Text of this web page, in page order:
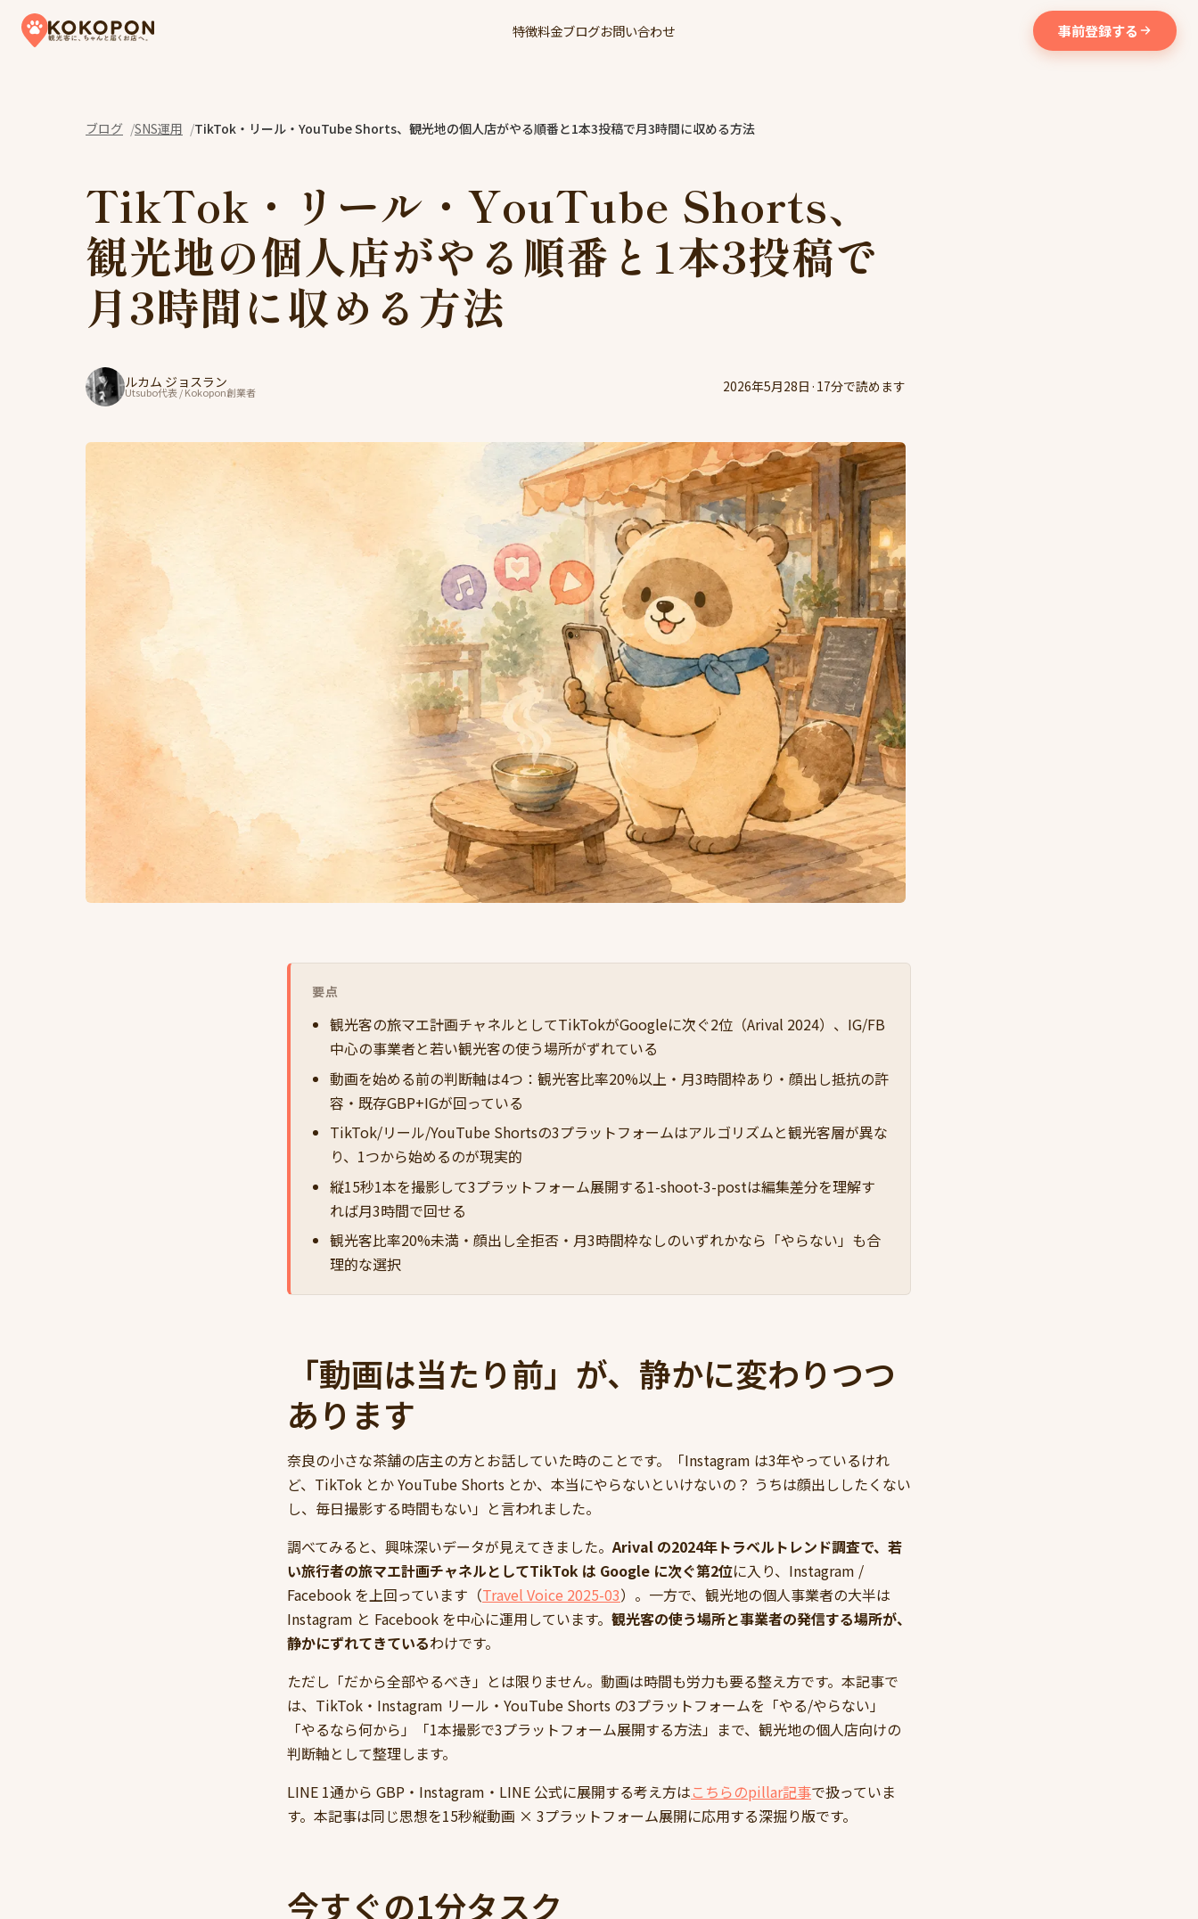
Skip to content
特徴料金ブログお問い合わせ 事前登録する
ブログ SNS運用 TikTok・リール・YouTube Shorts、観光地の個人店がやる順番と1本3投稿で月3時間に収める方法
TikTok・リール・YouTube Shorts、
観光地の個人店がやる順番と1本3投稿で
月3時間に収める方法
ルカム ジョスラン
Utsubo代表 / Kokopon創業者 2026年5月28日 · 17分で読めます
要点
観光客の旅マエ計画チャネルとしてTikTokがGoogleに次ぐ2位（Arival 2024）、IG/FB
中心の事業者と若い観光客の使う場所がずれている
動画を始める前の判断軸は4つ：観光客比率20%以上・月3時間枠あり・顔出し抵抗の許
容・既存GBP+IGが回っている
TikTok/リール/YouTube Shortsの3プラットフォームはアルゴリズムと観光客層が異な
り、1つから始めるのが現実的
縦15秒1本を撮影して3プラットフォーム展開する1-shoot-3-postは編集差分を理解す
れば月3時間で回せる
観光客比率20%未満・顔出し全拒否・月3時間枠なしのいずれかなら「やらない」も合
理的な選択
「動画は当たり前」が、静かに変わりつつ
あります
奈良の小さな茶舗の店主の方とお話していた時のことです。「Instagram は3年やっているけれ
ど、TikTok とか YouTube Shorts とか、本当にやらないといけないの？ うちは顔出ししたくない
し、毎日撮影する時間もない」と言われました。
調べてみると、興味深いデータが見えてきました。Arival の2024年トラベルトレンド調査で、若
い旅行者の旅マエ計画チャネルとしてTikTok は Google に次ぐ第2位に入り、Instagram /
Facebook を上回っています（Travel Voice 2025-03）。一方で、観光地の個人事業者の大半は
Instagram と Facebook を中心に運用しています。 観光客の使う場所と事業者の発信する場所が、
静かにずれてきているわけです。
ただし「だから全部やるべき」とは限りません。動画は時間も労力も要る整え方です。本記事で
は、TikTok・Instagram リール・YouTube Shorts の3プラットフォームを「やる/やらない」
「やるなら何から」「1本撮影で3プラットフォーム展開する方法」まで、観光地の個人店向けの
判断軸として整理します。
LINE 1通から GBP・Instagram・LINE 公式に展開する考え方はこちらのpillar記事で扱っていま
す。本記事は同じ思想を15秒縦動画 × 3プラットフォーム展開に応用する深掘り版です。
今すぐの1分タスク